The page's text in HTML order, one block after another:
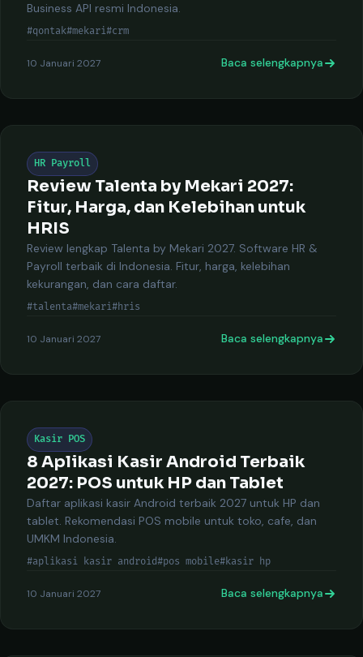
Business API resmi Indonesia.
#qontak#mekari#crm
10 Januari 2027 Baca selengkapnya
HR Payroll
Review Talenta by Mekari 2027:
Fitur, Harga, dan Kelebihan untuk
HRIS
Review lengkap Talenta by Mekari 2027. Software HR &
Payroll terbaik di Indonesia. Fitur, harga, kelebihan
kekurangan, dan cara daftar.
#talenta#mekari#hris
10 Januari 2027 Baca selengkapnya
Kasir POS
8 Aplikasi Kasir Android Terbaik
2027: POS untuk HP dan Tablet
Daftar aplikasi kasir Android terbaik 2027 untuk HP dan
tablet. Rekomendasi POS mobile untuk toko, cafe, dan
UMKM Indonesia.
#aplikasi kasir android#pos mobile#kasir hp
10 Januari 2027 Baca selengkapnya